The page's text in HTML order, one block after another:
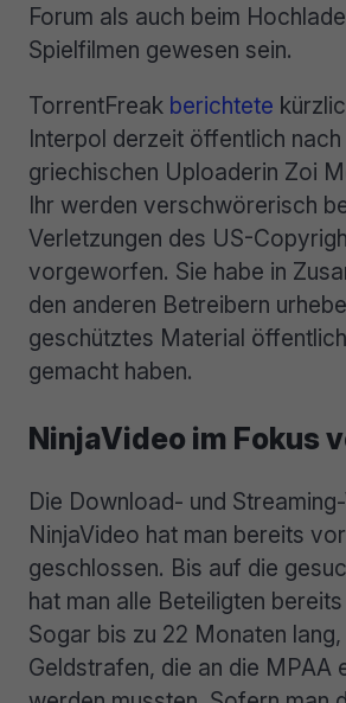
Forum als auch beim
Spielfilmen gewesen sein.
TorrentFreak berichtete
Interpol derzeit öffentlich nach
griechischen Uploaderin Zoi
Ihr werden verschwörerisch
Verletzungen des US-
vorgeworfen. Sie habe in
den anderen Betreibern
geschütztes Material
gemacht haben.
NinjaVideo im Fokus
Die Download- und
NinjaVideo hat man bereits
geschlossen. Bis auf die
hat man alle Beteiligten
Sogar bis zu 22 Monaten
Geldstrafen, die an die MPAA